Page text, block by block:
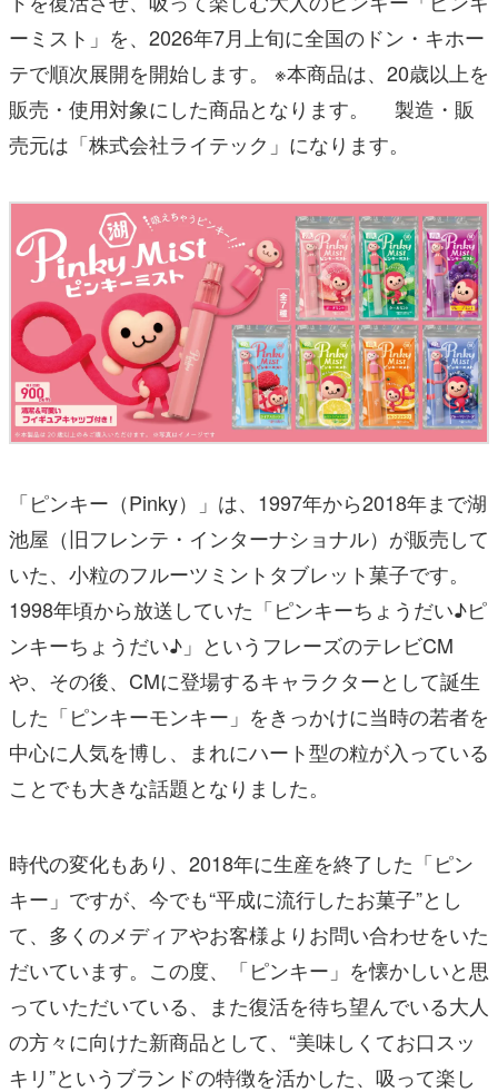
ーミスト」を、2026年7月上旬に全国のドン・キホー
テで順次展開を開始します。 ※本商品は、20歳以上を
販売・使用対象にした商品となります。 製造・販
売元は「株式会社ライテック」になります。
「ピンキー（Pinky）」は、1997年から2018年まで湖
池屋（旧フレンテ・インターナショナル）が販売して
いた、小粒のフルーツミントタブレット菓子です。
1998年頃から放送していた「ピンキーちょうだい♪ピ
ンキーちょうだい♪」というフレーズのテレビCM
や、その後、CMに登場するキャラクターとして誕生
した「ピンキーモンキー」をきっかけに当時の若者を
中心に人気を博し、まれにハート型の粒が入っている
ことでも大きな話題となりました。
時代の変化もあり、2018年に生産を終了した「ピン
キー」ですが、今でも“平成に流行したお菓子”とし
て、多くのメディアやお客様よりお問い合わせをいた
だいています。この度、「ピンキー」を懐かしいと思
っていただいている、また復活を待ち望んでいる大人
の方々に向けた新商品として、“美味しくてお口スッ
キリ”というブランドの特徴を活かした、吸って楽し